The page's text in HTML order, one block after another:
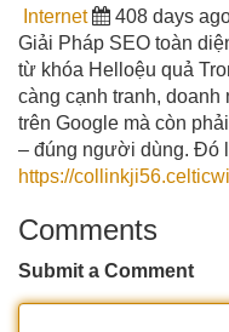
Internet 408 days
Giải Pháp SEO toàn
từ khóa Helloệu quả
càng cạnh tranh, doanh
trên Google mà còn
– đúng người dùng. Đó
https://
Comments
Submit a Comment